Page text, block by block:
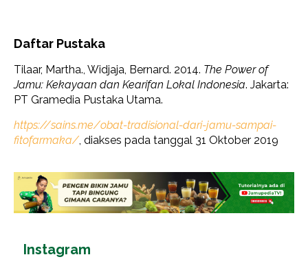
Daftar Pustaka
Tilaar, Martha., Widjaja, Bernard. 2014. The Power of
Jamu: Kekayaan dan Kearifan Lokal Indonesia. Jakarta:
PT Gramedia Pustaka Utama.
https://sains.me/obat-tradisional-dari-jamu-sampai-
fitofarmaka/ , diakses pada tanggal 31 Oktober 2019
Instagram